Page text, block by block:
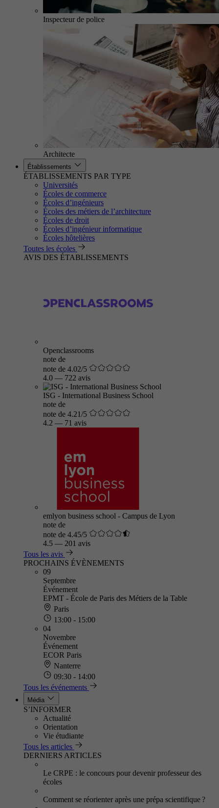
Inspecteur de police
Architecte
Établissements
ÉTABLISSEMENTS PAR TYPE
Universités
Écoles de commerce
Écoles d’ingénieurs
Écoles des métiers de l’architecture
Écoles de droit
Écoles d’ingénieur informatique
Écoles hôtelières
Toutes les écoles
AVIS DES ÉTABLISSEMENTS
Openclassrooms
note de
note de 4.02/5
4.0 — 722 avis
ISG - International Business School
note de
note de 4.21/5
4.2 — 71 avis
emlyon business school - Campus de Lyon
note de
note de 4.45/5
4.5 — 201 avis
Tous les avis
PROCHAINS ÉVÈNEMENTS
09
Septembre
Événement
EPMT - École de Paris des Métiers de la Table
Paris
13:00 - 15:00
04
Novembre
Événement
ECOR Paris
Nanterre
09:30 - 14:00
Tous les événements
Média
S’INFORMER
Actualité
Orientation
Vie étudiante
Tous les articles
DERNIERS ARTICLES
Le CRPE : le concours pour devenir professeur des
écoles
Comment se réorienter après une prépa scientifique ?